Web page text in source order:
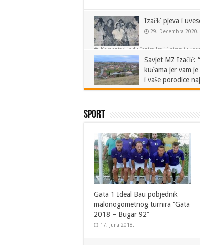
Izačić pjeva i
29. Decembra 2020.
Komentari isključeniza Izačić pjeva i
Savjet MZ Izačić:
kućama jer vam
i vaše porodice
21. Marta 2020.
zdravlje i vaše porodice najbitnije”.
Sport
Gata 1 Ideal Bau pobjednik
malonogometnog turnira “Gata
2018 – Bugar 92”
17. Juna 2018.